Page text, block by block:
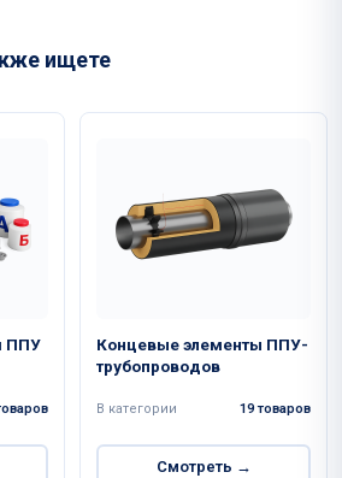
ищете
ППУ
Концевые элементы ППУ-
трубопроводов
В категории 19 товаров
Смотреть →